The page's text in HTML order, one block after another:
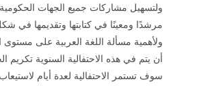
ولتسهيل مشاركات جميع الجهات الحكومية
مرشدًا ومعينًا في كتابتها وتقديمها في
ولأهمية مسألة اللغة العربية على مستوى
أن يتم في هذه الاحتفالية السنوية تكريم
سوف تستمر الاحتفالية لعدة أيام